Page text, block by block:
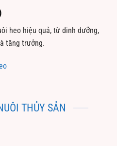
heo hiệu quả, từ dinh dưỡng,
tăng trưởng.
THỦY SẢN